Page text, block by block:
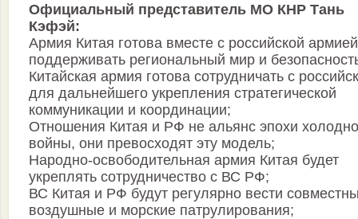
Официальный представитель МО КНР Тань
Кэфэй:
Армия Китая готова вместе с российской армией
поддерживать региональный мир и
Китайская армия готова сотрудничать с
для дальнейшего укрепления стратегической
коммуникации и координации;
Отношения Китая и РФ не альянс эпохи
войны, они превосходят эту модель;
Народно-освободительная армия Китая будет
укреплять сотрудничество с ВС РФ;
ВС Китая и РФ будут регулярно вести
воздушные и морские патрулирования;